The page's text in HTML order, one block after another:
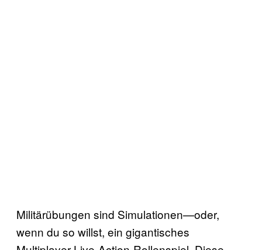
Militärübungen sind Simulationen—oder,
wenn du so willst, ein gigantisches